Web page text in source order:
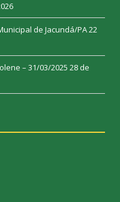
de Jacundá/PA22
– 31/03/2025 28 de